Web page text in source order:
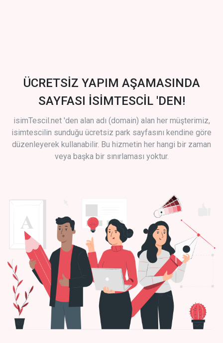
ÜCRETSİZ YAPIM AŞAMASINDA
SAYFASI İSİMTESCİL 'DEN!
isimTescil.net 'den alan adı (domain) alan her müşterimiz,
isimtescilin sunduğu ücretsiz park sayfasını kendine göre
düzenleyerek kullanabilir. Bu hizmetin her hangi bir zaman
veya başka bir sınırlaması yoktur.